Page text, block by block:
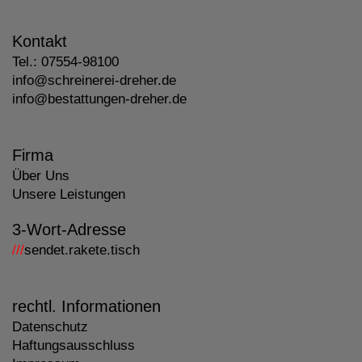
Kontakt
Tel.:07554-98100
info@schreinerei-dreher.de
info@bestattungen-dreher.de
Firma
Über Uns
Unsere Leistungen
3-Wort-Adresse
///sendet.rakete.tisch
rechtl. Informationen
Datenschutz
Haftungsausschluss